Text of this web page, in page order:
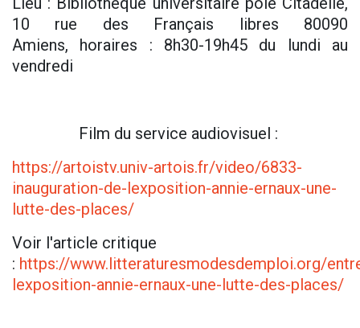
10 rue des Français libres 80090
Amiens, horaires : 8h30-19h45 du lundi au
vendredi
Film du service audiovisuel :
https://artoistv.univ-artois.fr/video/6833-
inauguration-de-lexposition-annie-ernaux-une-
lutte-des-places/
Voir l'article critique
: https://www.litteraturesmodesdemploi.org/
lexposition-annie-ernaux-une-lutte-des-places/